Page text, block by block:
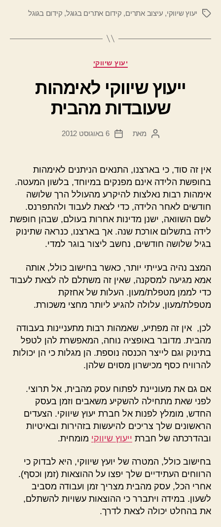
תגיותיעוץ שיווקי, עיצוב אתרים, קידום אתרים בגוגל, קידום בגוגל
קטגוריות
יעוץ שיווקי
ייעוץ שיווקי לאימהות
שעובדות מהבית
המחבר
מאת
תאריך
6 באוגוסט 2012
אין זה סוד, כי בארצנו, התנאים הניתנים לאימהות
בחופשת הלידה אינם מפנקים במיוחד, בלשון המעטה.
אימהות רבות נאלצות להיקרע מהעולל הרך שלושה
חודשים לאחר הלידה, כדי לצאת לעבוד ולהתפרנס.
לשם השוואה, ישנן מדינות אחרות בעולם, שבהן חופשת
לידה בתשלום אורכת שנה. אך בארצנו, כנראה שתינוק
בגיל שלושה חודשים, נחשב ליצור בוגר למדי.
המצב נהיה בעייתי יותר, כאשר בחישוב כולל, אותה
אמא מגיעה למסקנה, שאין זה משתלם לה לצאת לעבוד
כדי לממן מטפלת/מעון. העלות של אחזקת
מטפלת/מעון, עלולה להגיע ליותר מחצי משכורת.
לכן, אין זה מפתיע, שאמהות רבות מתעניינות בעבודה
מהבית. מדובר באופציה נוחה, המאפשרת להן לטפל
בתינוק וגם לייצר הכנסה נוספת. הן מגלות כי הן יכולות
להרוויח כסף מכישרון מסוים שלהן.
אם גם את מעוניינת לפתוח עסק מהבית, אל תרוצי.
לפני שאת מתחילה להשקיע משאבים וזמן בעסק
החדש, מומלץ לפנות אל חברת יעוץ שיווקי. הצעדים
הראשונים שלך צריכים להיעשות בזהירות ובאיטיות
ובהדרכתה של חברת ייעוץ שיווקי מומחית.
בחישוב כולל, המטרה של יועץ שיווקי, היא לבדוק כי
הרווחים העתידיים שלך יפצו על ההוצאות (זמן וכסף).
אחרי הכל, עסק מהבית מצריך זמן ועבודה מסביב
לשעון. במידה ויתברר כי ההוצאות עשויות להשתלם,
את בהחלט יכולה לצאת לדרך.